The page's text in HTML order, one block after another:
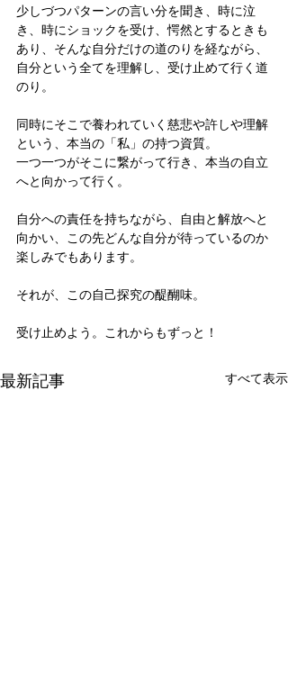
少しづつパターンの言い分を聞き、時に泣
き、時にショックを受け、愕然とするときも
あり、そんな自分だけの道のりを経ながら、
自分という全てを理解し、受け止めて行く道
のり。
同時にそこで養われていく慈悲や許しや理解
という、本当の「私」の持つ資質。
一つ一つがそこに繋がって行き、本当の自立
へと向かって行く。
自分への責任を持ちながら、自由と解放へと
向かい、この先どんな自分が待っているのか
楽しみでもあります。
それが、この自己探究の醍醐味。
受け止めよう。これからもずっと！
最新記事 すべて表示